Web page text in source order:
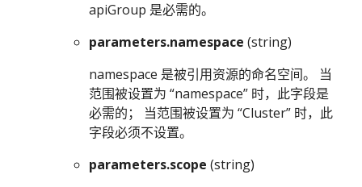
apiGroup 是必需的。
parameters.namespace (string)
namespace 是被引用资源的命名空间。 当
范围被设置为 “namespace” 时，此字段是
必需的； 当范围被设置为 “Cluster” 时，此
字段必须不设置。
parameters.scope (string)